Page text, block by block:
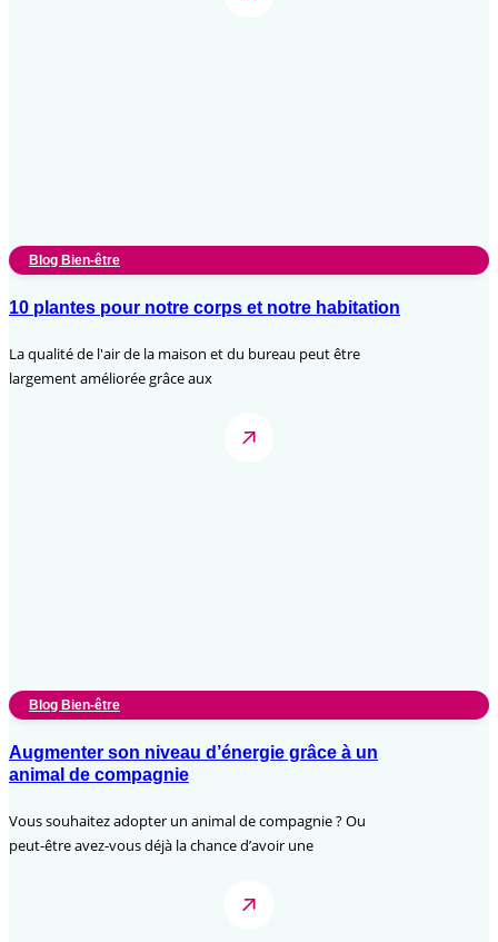
Blog Bien-être
10 plantes pour notre corps et notre habitation
La qualité de l'air de la maison et du bureau peut être
largement améliorée grâce aux
Blog Bien-être
Augmenter son niveau d’énergie grâce à un
animal de compagnie
Vous souhaitez adopter un animal de compagnie ? Ou
peut-être avez-vous déjà la chance d’avoir une